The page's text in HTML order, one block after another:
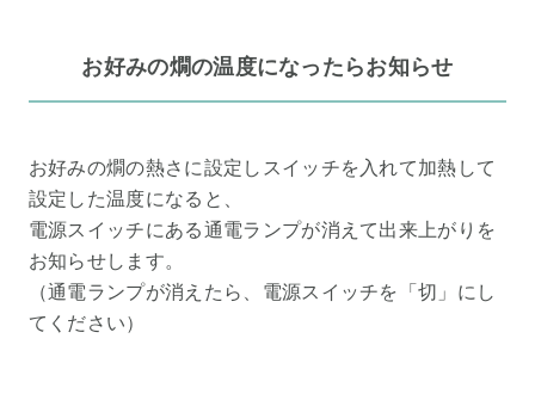
お好みの燗の温度になったらお知らせ
お好みの燗の熱さに設定しスイッチを入れて加熱して
設定した温度になると、
電源スイッチにある通電ランプが消えて出来上がりを
お知らせします。
（通電ランプが消えたら、電源スイッチを「切」にし
てください）